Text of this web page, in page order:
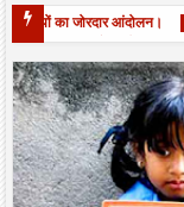
का जोरदार आंदोलन।
बना कर भरे गड्ढों की आपात